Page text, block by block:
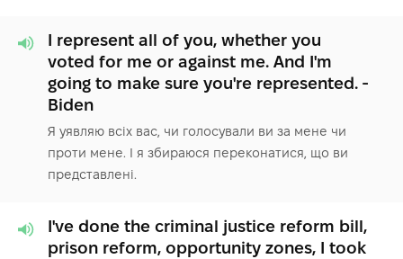
I represent all of you, whether you
voted for me or against me. And I'm
going to make sure you're represented. -
Biden
Я уявляю всіх вас, чи голосували ви за мене чи
проти мене. І я збираюся переконатися, що ви
представлені.
I've done the criminal justice reform bill,
prison reform, opportunity zones, I took